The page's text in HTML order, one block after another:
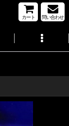
カート 問い合わせ